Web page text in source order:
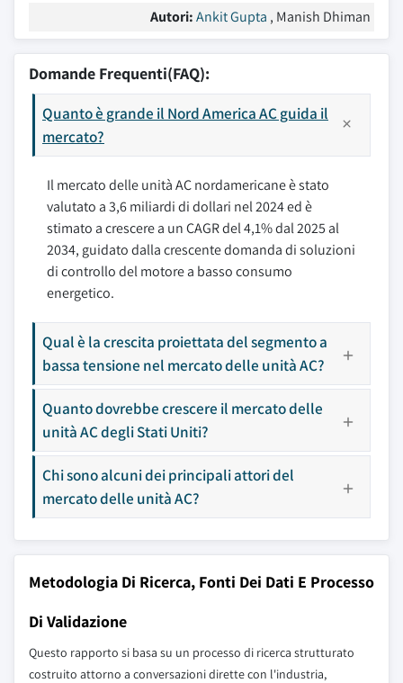
Autori:Ankit Gupta , Manish Dhiman
Domande Frequenti(FAQ):
Quanto è grande il Nord America AC guida il
mercato?
Il mercato delle unità AC nordamericane è stato
valutato a 3,6 miliardi di dollari nel 2024 ed è
stimato a crescere a un CAGR del 4,1% dal 2025 al
2034, guidato dalla crescente domanda di soluzioni
di controllo del motore a basso consumo
energetico.
Qual è la crescita proiettata del segmento a
bassa tensione nel mercato delle unità AC?
Quanto dovrebbe crescere il mercato delle
unità AC degli Stati Uniti?
Chi sono alcuni dei principali attori del
mercato delle unità AC?
Metodologia Di Ricerca, Fonti Dei Dati E Processo
Di Validazione
Questo rapporto si basa su un processo di ricerca strutturato
costruito attorno a conversazioni dirette con l'industria,